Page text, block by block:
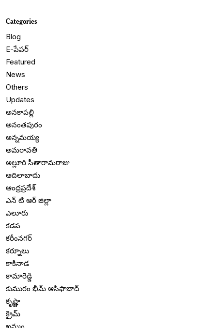
Categories
Blog
E-పేపర్
Featured
News
Others
Updates
అనకాపల్లి
అనంతపురం
అన్నమయ్య
అమరావతి
అల్లూరి సీతారామరాజు
ఆదిలాబాదు
ఆంధ్రప్రదేశ్
ఎన్ టి ఆర్ జిల్లా
ఎలూరు
కడప
కరీంనగర్
కర్నూలు
కాకినాడ
కామారెడ్డి
కుమురం భీమ్ ఆసిఫాబాద్
కృష్ణా
క్రైమ్